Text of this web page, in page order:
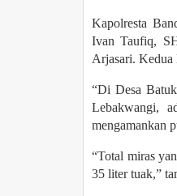
Kapolresta
Ivan Taufiq,
Arjasari. Kedua
“Di Desa
Lebakwangi,
mengamankan
“Total miras
35 liter tuak,”